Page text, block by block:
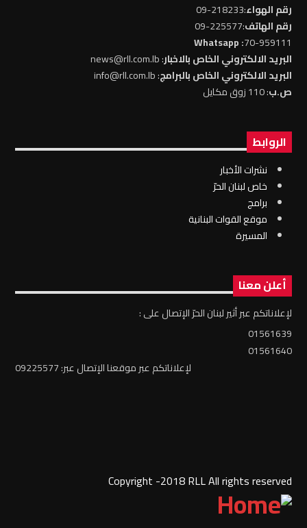
رقم الهواء:218233-09
رقم الهاتف:225577-09
70-959111
: Whatsapp
البريد الالكتروني الخاص بالاخبار: news@rll.com.lb
البريد الالكتروني الخاص بالبرامج: info@rll.com.lb
ص.ب: 110 زوق مكايل
الروابط
نشرات الأخبار
خاص لبنان الحرّ
برامج
موقع القوات البنانية
المسيرة
أعلن معنا
لإعلاناتكم عبر أثير لبنان الحرّ الإتصال على :
01561639
01561640
لإعلاناتكم عبر موقعنا الإتصال عبر: 09225577
Copyright -2018 RLL All rights reserved